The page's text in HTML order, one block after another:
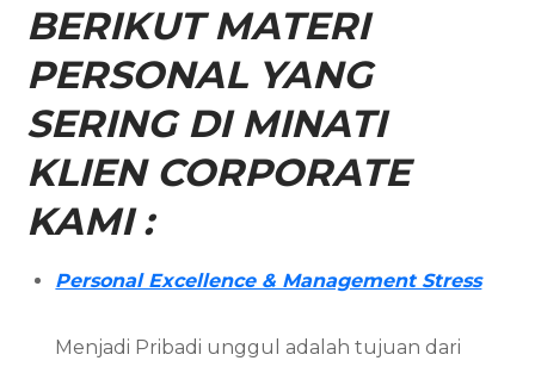
BERIKUT MATERI
PERSONAL YANG
SERING DI MINATI
KLIEN CORPORATE
KAMI :
Personal Excellence & Management Stress
Menjadi Pribadi unggul adalah tujuan dari